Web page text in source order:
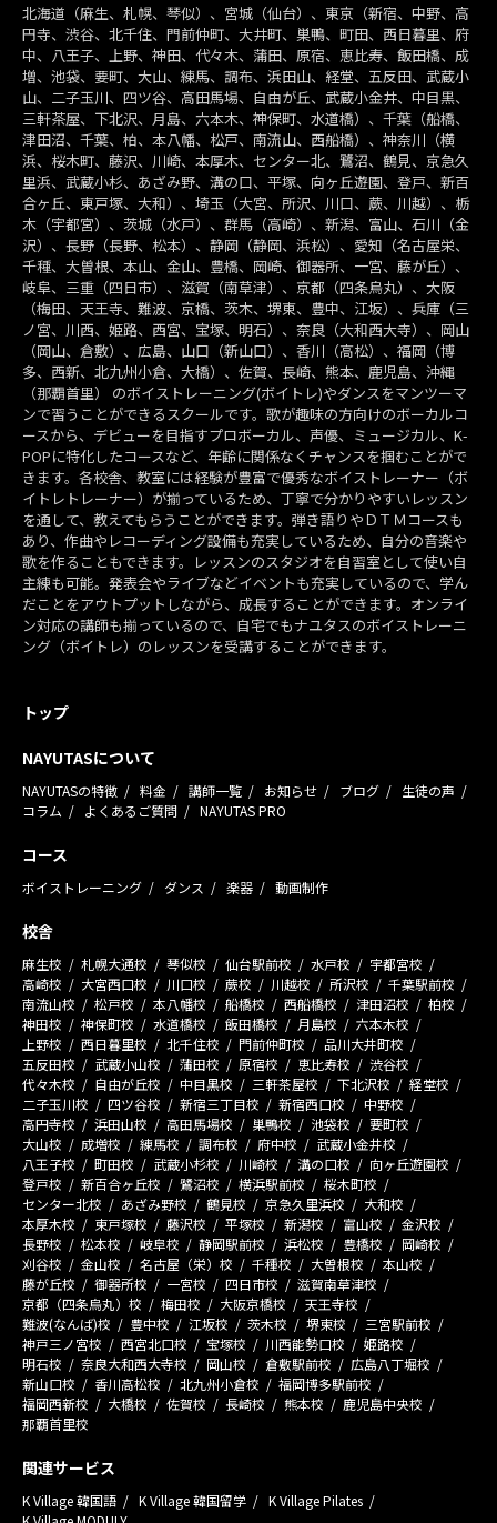
北海道（麻生、札幌、琴似）、宮城（仙台）、東京（新宿、中野、高
円寺、渋谷、北千住、門前仲町、大井町、巣鴨、町田、西日暮里、府
中、八王子、上野、神田、代々木、蒲田、原宿、恵比寿、飯田橋、成
増、池袋、要町、大山、練馬、調布、浜田山、経堂、五反田、武蔵小
山、二子玉川、四ツ谷、高田馬場、自由が丘、武蔵小金井、中目黒、
三軒茶屋、下北沢、月島、六本木、神保町、水道橋）、千葉（船橋、
津田沼、千葉、柏、本八幡、松戸、南流山、西船橋）、神奈川（横
浜、桜木町、藤沢、川崎、本厚木、センター北、鷺沼、鶴見、京急久
里浜、武蔵小杉、あざみ野、溝の口、平塚、向ヶ丘遊園、登戸、新百
合ヶ丘、東戸塚、大和）、埼玉（大宮、所沢、川口、蕨、川越）、栃
木（宇都宮）、茨城（水戸）、群馬（高崎）、新潟、富山、石川（金
沢）、長野（長野、松本）、静岡（静岡、浜松）、愛知（名古屋栄、
千種、大曽根、本山、金山、豊橋、岡崎、御器所、一宮、藤が丘）、
岐阜、三重（四日市）、滋賀（南草津）、京都（四条烏丸）、大阪
（梅田、天王寺、難波、京橋、茨木、堺東、豊中、江坂）、兵庫（三
ノ宮、川西、姫路、西宮、宝塚、明石）、奈良（大和西大寺）、岡山
（岡山、倉敷）、広島、山口（新山口）、香川（高松）、福岡（博
多、西新、北九州小倉、大橋）、佐賀、長崎、熊本、鹿児島、沖縄
（那覇首里） のボイストレーニング(ボイトレ)やダンスをマンツーマ
ンで習うことができるスクールです。歌が趣味の方向けのボーカルコ
ースから、デビューを目指すプロボーカル、声優、ミュージカル、K-
POPに特化したコースなど、年齢に関係なくチャンスを掴むことがで
きます。各校舎、教室には経験が豊富で優秀なボイストレーナー（ボ
イトレトレーナー）が揃っているため、丁寧で分かりやすいレッスン
を通して、教えてもらうことができます。弾き語りやＤＴＭコースも
あり、作曲やレコーディング設備も充実しているため、自分の音楽や
歌を作ることもできます。レッスンのスタジオを自習室として使い自
主練も可能。発表会やライブなどイベントも充実しているので、学ん
だことをアウトプットしながら、成長することができます。オンライ
ン対応の講師も揃っているので、自宅でもナユタスのボイストレーニ
ング（ボイトレ）のレッスンを受講することができます。
トップ
NAYUTASについて
NAYUTASの特徴 料金 講師一覧 お知らせ ブログ
生徒の声
コラム
よくあるご質問 NAYUTAS PRO
コース
ボイストレーニング ダンス 楽器 動画制作
校舎
麻生校 札幌大通校 琴似校 仙台駅前校 水戸校
宇都宮校
高崎校
大宮西口校 川口校 蕨校 川越校 所沢校
千葉駅前校
南流山校
松戸校 本八幡校 船橋校 西船橋校 津田沼校
柏校
神田校
神保町校 水道橋校 飯田橋校 月島校
六本木校
上野校
西日暮里校 北千住校 門前仲町校
品川大井町校
五反田校
武蔵小山校 蒲田校 原宿校 恵比寿校
渋谷校
代々木校
自由が丘校 中目黒校 三軒茶屋校 下北沢校
経堂校
二子玉川校
四ツ谷校 新宿三丁目校 新宿西口校
中野校
高円寺校
浜田山校 高田馬場校 巣鴨校 池袋校
要町校
大山校
成増校 練馬校 調布校 府中校
武蔵小金井校
八王子校
町田校 武蔵小杉校 川崎校 溝の口校
向ヶ丘遊園校
登戸校
新百合ヶ丘校 鷺沼校 横浜駅前校
桜木町校
センター北校
あざみ野校 鶴見校 京急久里浜校
大和校
本厚木校
東戸塚校 藤沢校 平塚校 新潟校 富山校
金沢校
長野校
松本校 岐阜校 静岡駅前校 浜松校 豊橋校
岡崎校
刈谷校
金山校 名古屋（栄）校 千種校 大曽根校
本山校
藤が丘校
御器所校 一宮校 四日市校
滋賀南草津校
京都（四条烏丸）校
梅田校 大阪京橋校
天王寺校
難波(なんば)校
豊中校 江坂校 茨木校 堺東校
三宮駅前校
神戸三ノ宮校
西宮北口校 宝塚校 川西能勢口校
姫路校
明石校
奈良大和西大寺校 岡山校 倉敷駅前校
広島八丁堀校
新山口校
香川高松校 北九州小倉校
福岡博多駅前校
福岡西新校
大橋校 佐賀校 長崎校 熊本校
鹿児島中央校
那覇首里校
関連サービス
K Village 韓国語 K Village 韓国留学
K Village Pilates